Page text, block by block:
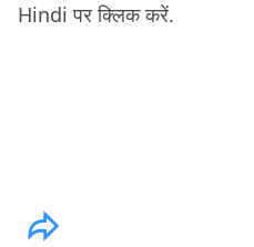
Hindi पर क्लिक करें.